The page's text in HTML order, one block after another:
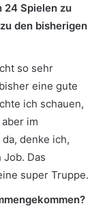
24 Spielen zu
den bisherigen
so sehr
eine gute
ich schauen,
im
denke ich,
Das
super Truppe.